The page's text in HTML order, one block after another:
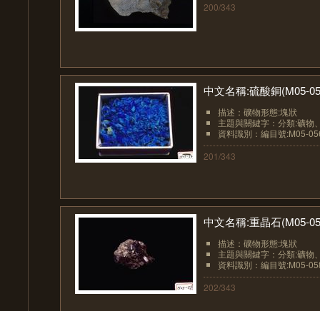
200/343
中文名稱:硫酸銅(M05-
描述：礦物形態:塊狀
主題與關鍵字：分類:礦物
資料識別：編目號:M05-
201/343
中文名稱:重晶石(M05-
描述：礦物形態:塊狀
主題與關鍵字：分類:礦物
資料識別：編目號:M05-
202/343